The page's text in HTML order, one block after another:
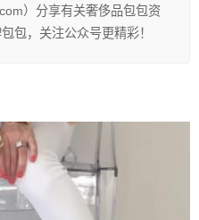
）分享有关奢侈品包包资
包，关注公众号更精彩！